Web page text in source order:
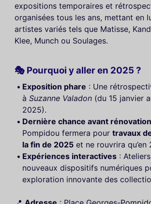
expositions temporaires et
organisées tous les ans, mettant en
artistes variés tels que Matisse,
Klee, Munch ou Soulages.
🎭 Pourquoi y aller en 2025 ?
Exposition phare : Une
à Suzanne Valadon (du 15 janvier
2025).
Dernière chance avant
Pompidou fermera pour travaux
la fin de 2025 et ne rouvrira qu’en
Expériences interactives :
nouveaux dispositifs numériques
exploration innovante des